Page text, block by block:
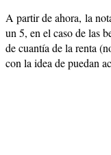
A partir de ahora, la
un 5, en el caso de las
de cuantía de la renta
con la idea de puedan